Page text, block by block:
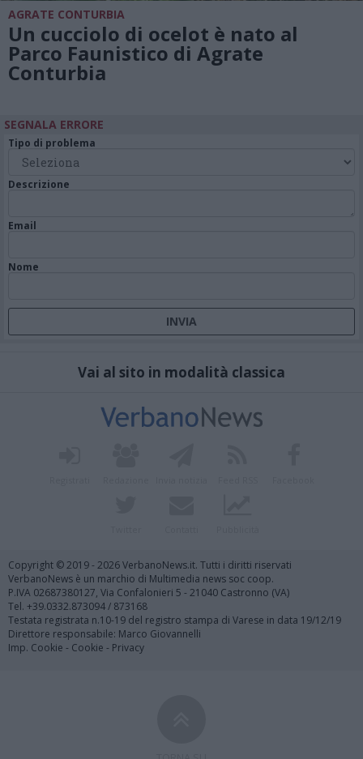
AGRATE CONTURBIA
Un cucciolo di ocelot è nato al
Parco Faunistico di Agrate
Conturbia
SEGNALA ERRORE
Tipo di problema
Descrizione
Email
Nome
Vai al sito in modalità classica
Copyright © 2019 - 2026 VerbanoNews.it. Tutti i diritti riservati
VerbanoNews è un marchio di Multimedia news soc coop.
P.IVA 02687380127, Via Confalonieri 5 - 21040 Castronno (VA)
Tel. +39.0332.873094 / 873168
Testata registrata n.10-19 del registro stampa di Varese in data 19/12/19
Direttore responsabile: Marco Giovannelli
Imp. Cookie - Cookie - Privacy